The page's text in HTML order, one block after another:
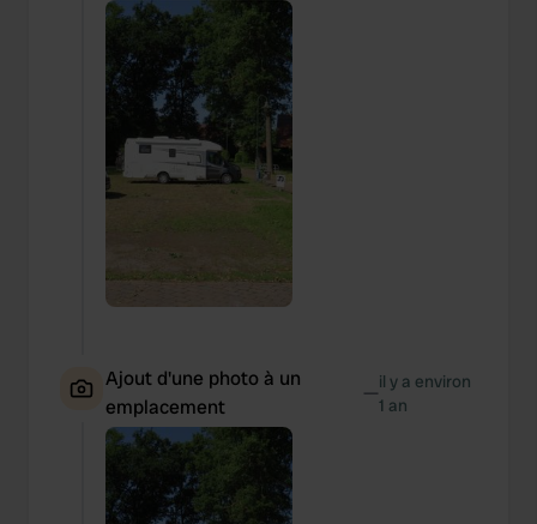
Ajout d'une photo à un
emplacement
—il y a environ
1 an